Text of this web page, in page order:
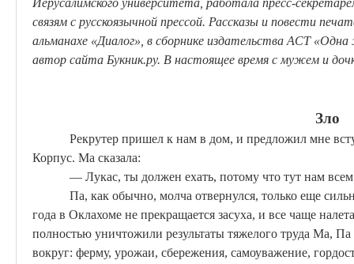
Иерусалимского университета, работала пресс-
связям с русскоязычной прессой. Рассказы и повести
альманахе «Диалог», в сборнике издательства АСТ
автор сайта Букник.ру. В настоящее время с мужем и
Зло
Рекрутер пришел к нам в дом, и предложил мне
Корпус. Ма сказала:
—Лукас, ты должен ехать, потому что тут нам
Па, как обычно,молча отвернулся, только еще
года в Оклахоме не прекращается засуха, и все чаще
полностью уничтожили результаты тяжелого труда Ма, Па
вокруг: ферму, урожаи, сбережения, самоуважение,